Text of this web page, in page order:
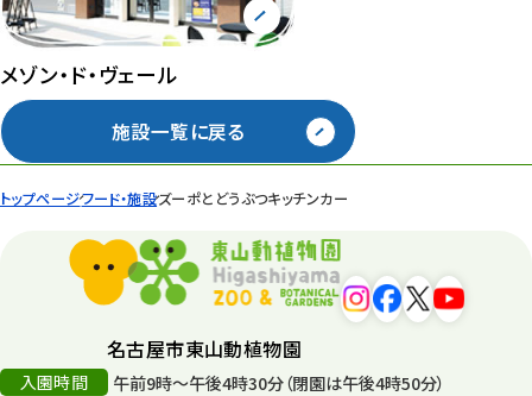
トップページフード・施設ズーポとどうぶつキッチンカー
メゾン・ド・ヴェール
施設一覧に戻る
名古屋市東山動植物園
入園時間
午前9時～午後4時30分（閉園は午後4時50分）